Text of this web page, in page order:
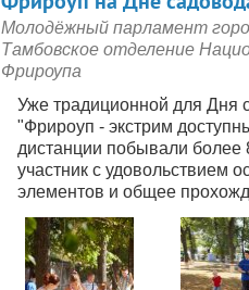
Молодёжный парламент
Тамбовское отделение
Фрироупа
Уже традиционной для Дня
"Фрироуп - экстрим
дистанции побывали
участник с удовольствием
элементов и общее